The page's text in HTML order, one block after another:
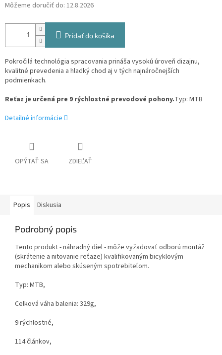
Môžeme doručiť do: 12.8.2026
Pridať do košíka
Pokročilá technológia spracovania prináša vysokú úroveň dizajnu,
kvalitné prevedenia a hladký chod aj v tých najnáročnejších
podmienkach.
Reťaz je určená pre 9 rýchlostné prevodové pohony.Typ: MTB
Detailné informácie
OPÝTAŤ SA ZDIEĽAŤ
Popis Diskusia
Podrobný popis
Tento produkt - náhradný diel - môže vyžadovať odború montáž
(skrátenie a nitovanie reťaze) kvalifikovaným bicyklovým
mechanikom alebo skúseným spotrebiteľom.
Typ: MTB,
Celková váha balenia: 329g,
9 rýchlostné,
114 článkov,